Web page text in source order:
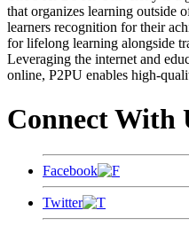
that organizes learning outside
learners recognition for their
for lifelong learning alongside
Leveraging the internet and
online, P2PU enables high-
Connect With
Facebook
Twitter